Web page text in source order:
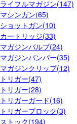
ライフルマガジン(147)
マシンガン(65)
ショットガン(10)
カートリッジ(33)
マガジンバルブ(24)
マガジンバンパー(35)
マガジンクリップ(12)
トリガー(47)
トリガー(28)
トリガーガード(16)
トリガーブロック(3)
ストック(194)